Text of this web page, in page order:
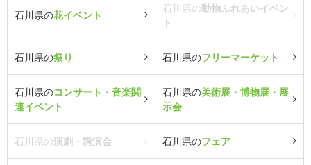
石川県の花イベント
石川県の動物ふれあいイベン
ト
石川県の祭り 石川県のフリーマーケット
石川県のコンサート・音楽関
連イベント
石川県の美術展・博物展・展
示会
石川県の演劇・講演会 石川県のフェア